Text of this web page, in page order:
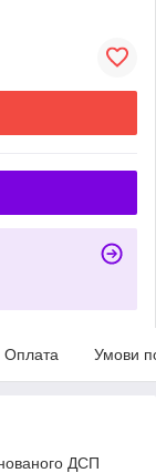
Оплата Умови
ДСП